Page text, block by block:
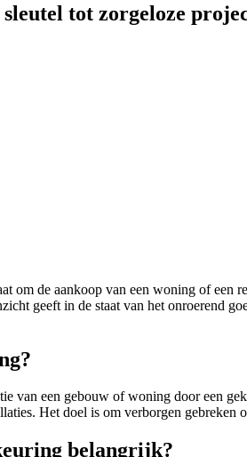
tot zorgeloze
om de aankoop van een woning of
geeft in de staat van het onroerend
van een gebouw of woning door een
Het doel is om verborgen
belangrijk?